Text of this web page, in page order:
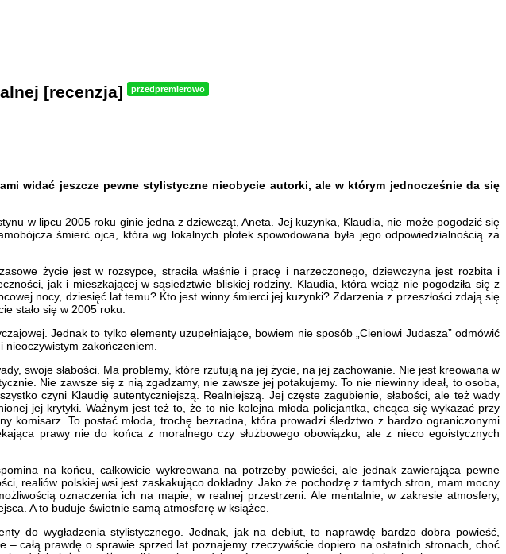
[recenzja] przedpremierowo
widać jeszcze pewne stylistyczne nieobycie autorki, ale w którym jednocześnie da się
w lipcu 2005 roku ginie jedna z dziewcząt, Aneta. Jej kuzynka, Klaudia, nie może pogodzić się
śmierć ojca, która wg lokalnych plotek spowodowana była jego odpowiedzialnością za
życie jest w rozsypce, straciła właśnie i pracę i narzeczonego, dziewczyna jest rozbita i
jak i mieszkającej w sąsiedztwie bliskiej rodziny. Klaudia, która wciąż nie pogodziła się z
nocy, dziesięć lat temu? Kto jest winny śmierci jej kuzynki? Zdarzenia z przeszłości zdają się
stało się w 2005 roku.
Jednak to tylko elementy uzupełniające, bowiem nie sposób „Cieniowi Judasza” odmówić
zakończeniem.
swoje słabości. Ma problemy, które rzutują na jej życie, na jej zachowanie. Nie jest kreowana w
Nie zawsze się z nią zgadzamy, nie zawsze jej potakujemy. To nie niewinny ideał, to osoba,
czyni Klaudię autentyczniejszą. Realniejszą. Jej częste zagubienie, słabości, ale też wady
jej krytyki. Ważnym jest też to, że to nie kolejna młoda policjantka, chcąca się wykazać przy
komisarz. To postać młoda, trochę bezradna, która prowadzi śledztwo z bardzo ograniczonymi
prawy nie do końca z moralnego czy służbowego obowiązku, ale z nieco egoistycznych
na końcu, całkowicie wykreowana na potrzeby powieści, ale jednak zawierająca pewne
realiów polskiej wsi jest zaskakująco dokładny. Jako że pochodzę z tamtych stron, mam mocny
oznaczenia ich na mapie, w realnej przestrzeni. Ale mentalnie, w zakresie atmosfery,
A to buduje świetnie samą atmosferę w książce.
do wygładzenia stylistycznego. Jednak, jak na debiut, to naprawdę bardzo dobra powieść,
całą prawdę o sprawie sprzed lat poznajemy rzeczywiście dopiero na ostatnich stronach, choć